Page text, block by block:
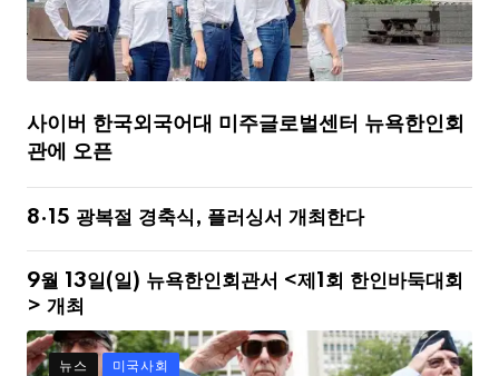
사이버 한국외국어대 미주글로벌센터 뉴욕한인회
관에 오픈
8·15 광복절 경축식, 플러싱서 개최한다
9월 13일(일) 뉴욕한인회관서 <제1회 한인바둑대회
> 개최
뉴스 미국사회